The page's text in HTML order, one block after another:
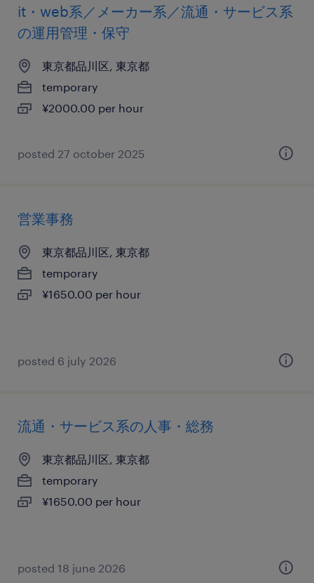
it・web系／メーカー系／流通・サービス系
の運用管理・保守
東京都品川区, 東京都
temporary
¥2000.00 per hour
posted 27 october 2025
営業事務
東京都品川区, 東京都
temporary
¥1650.00 per hour
posted 6 july 2026
流通・サービス系の人事・総務
東京都品川区, 東京都
temporary
¥1650.00 per hour
posted 18 june 2026